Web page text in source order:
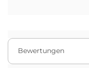
Bewertungen